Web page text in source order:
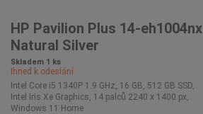
HP Pavilion Plus 14-eh1004nx
Natural Silver
Skladem 1 ks
Ihned k odeslání
Intel Core i5 1340P 1.9 GHz, 16 GB, 512 GB SSD,
Intel Iris Xe Graphics, 14 palců 2240 x 1400 px,
Windows 11 Home